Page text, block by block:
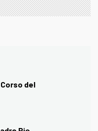
del